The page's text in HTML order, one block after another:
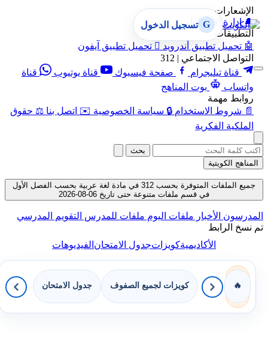
الإشعارات
🔔 إدارة الإشعارات
التطبيقات
🤖 تحميل تطبيق أندرويد  تحميل تطبيق آيفون
التواصل الاجتماعي | 312
قناة تيليجرام
صفحة فيسبوك قناة يوتيوب
قناة
واتساب
بوت المناهج
روابط مهمة
📄 شروط الاستخدام 🔒 سياسة الخصوصية ✉️ اتصل بنا ⚖️ حقوق
الملكية الفكرية
G تسجيل الدخول
بحث
المناهج الكويتية
جميع الملفات المتوفرة بحسب 312 في مادة لغة عربية بحسب الفصل الأول
في قسم ملفات متنوعة حتى تاريخ 06-08-2026
المدرسون الأخبار ملفات اليوم ملفات للمدرس التقويم المدرسي
تم نسخ الرابط
الأكاديميةكويزاتجدول الامتحانالفيديوهات
🔥 كويزات لجميع الصفوف جدول الامتحان